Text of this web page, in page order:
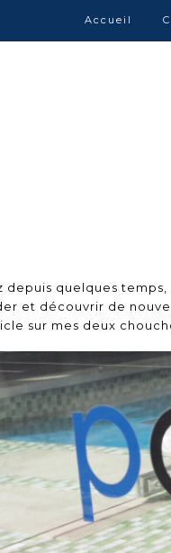
Accueil
depuis quelques
et découvrir de
sur mes deux